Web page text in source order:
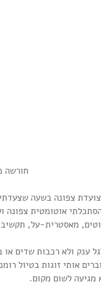
צועדת צפונה בשעה
אוטומטית צפונה
מאסטרית-על,
ענק ולא רכבות שדים
אותי זוגות בטיול
מגיעה לשום מקום.